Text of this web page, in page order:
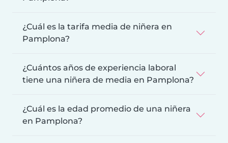
¿Cuál es la tarifa media de niñera en
Pamplona?
¿Cuántos años de experiencia laboral
tiene una niñera de media en Pamplona?
¿Cuál es la edad promedio de una niñera
en Pamplona?